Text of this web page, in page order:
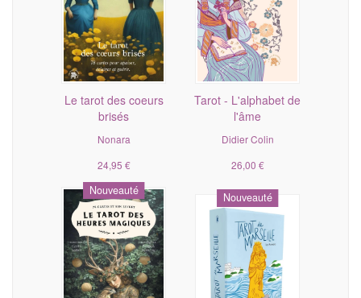
Le tarot des coeurs
brisés
Nonara
24,95 €
Tarot - L'alphabet de
l'âme
Didier Colin
26,00 €
Nouveauté
Nouveauté